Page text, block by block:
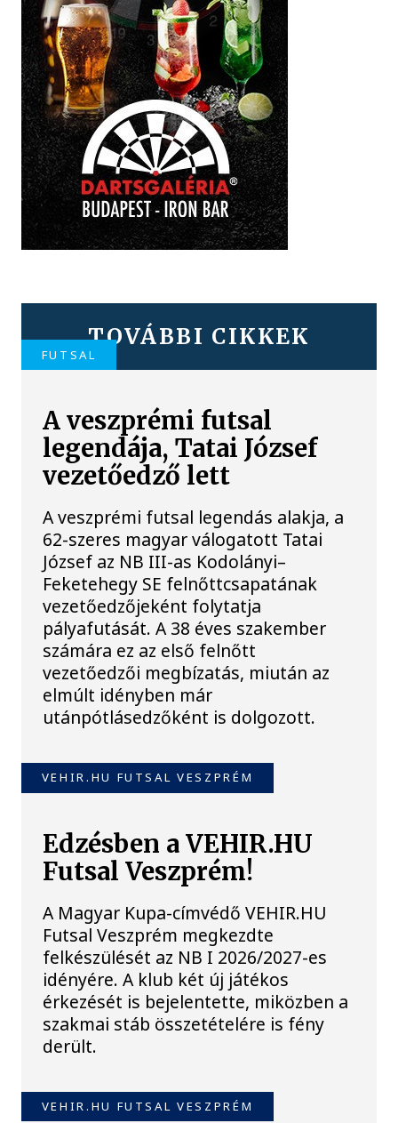
TOVÁBBI CIKKEK
FUTSAL
A veszprémi futsal
legendája, Tatai József
vezetőedző lett
A veszprémi futsal legendás alakja, a
62-szeres magyar válogatott Tatai
József az NB III-as Kodolányi–
Feketehegy SE felnőttcsapatának
vezetőedzőjeként folytatja
pályafutását. A 38 éves szakember
számára ez az első felnőtt
vezetőedzői megbízatás, miután az
elmúlt idényben már
utánpótlásedzőként is dolgozott.
VEHIR.HU FUTSAL VESZPRÉM
Edzésben a VEHIR.HU
Futsal Veszprém!
A Magyar Kupa-címvédő VEHIR.HU
Futsal Veszprém megkezdte
felkészülését az NB I 2026/2027-es
idényére. A klub két új játékos
érkezését is bejelentette, miközben a
szakmai stáb összetételére is fény
derült.
VEHIR.HU FUTSAL VESZPRÉM